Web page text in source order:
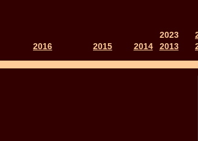
2023
2016 2015 2014 2013